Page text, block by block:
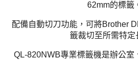
62mm的標籤
配備自動切刀功能，可將Brother
籤裁切至所需特定
QL-820NWB專業標籤機是辦公室